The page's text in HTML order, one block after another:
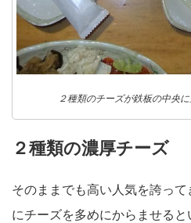
２種類のチーズが鉄板の中央
２種類の濃厚チーズ
そのままでも高い人気を誇っ
にチーズを多めにからませる